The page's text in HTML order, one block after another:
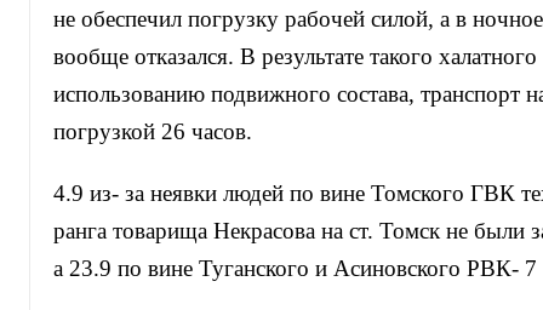
не обеспечил погрузку рабочей силой, а в
вообще отказался. В результате такого
использованию подвижного состава, транспорт
погрузкой 26 часов.
4.9 из- за неявки людей по вине Томского ГВК
ранга товарища Некрасова на ст. Томск не были
а 23.9 по вине Туганского и Асиновского РВК- 7